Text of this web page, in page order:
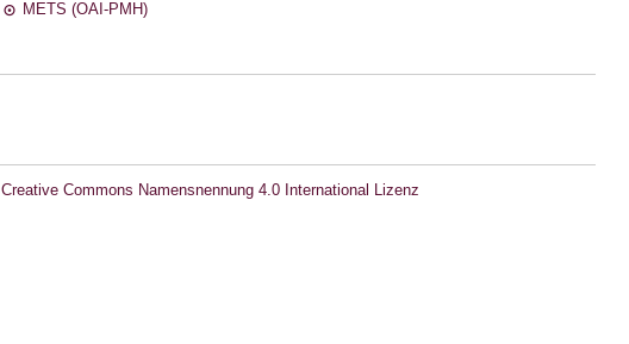
METS (OAI-PMH)
Creative Commons Namensnennung 4.0 International Lizenz